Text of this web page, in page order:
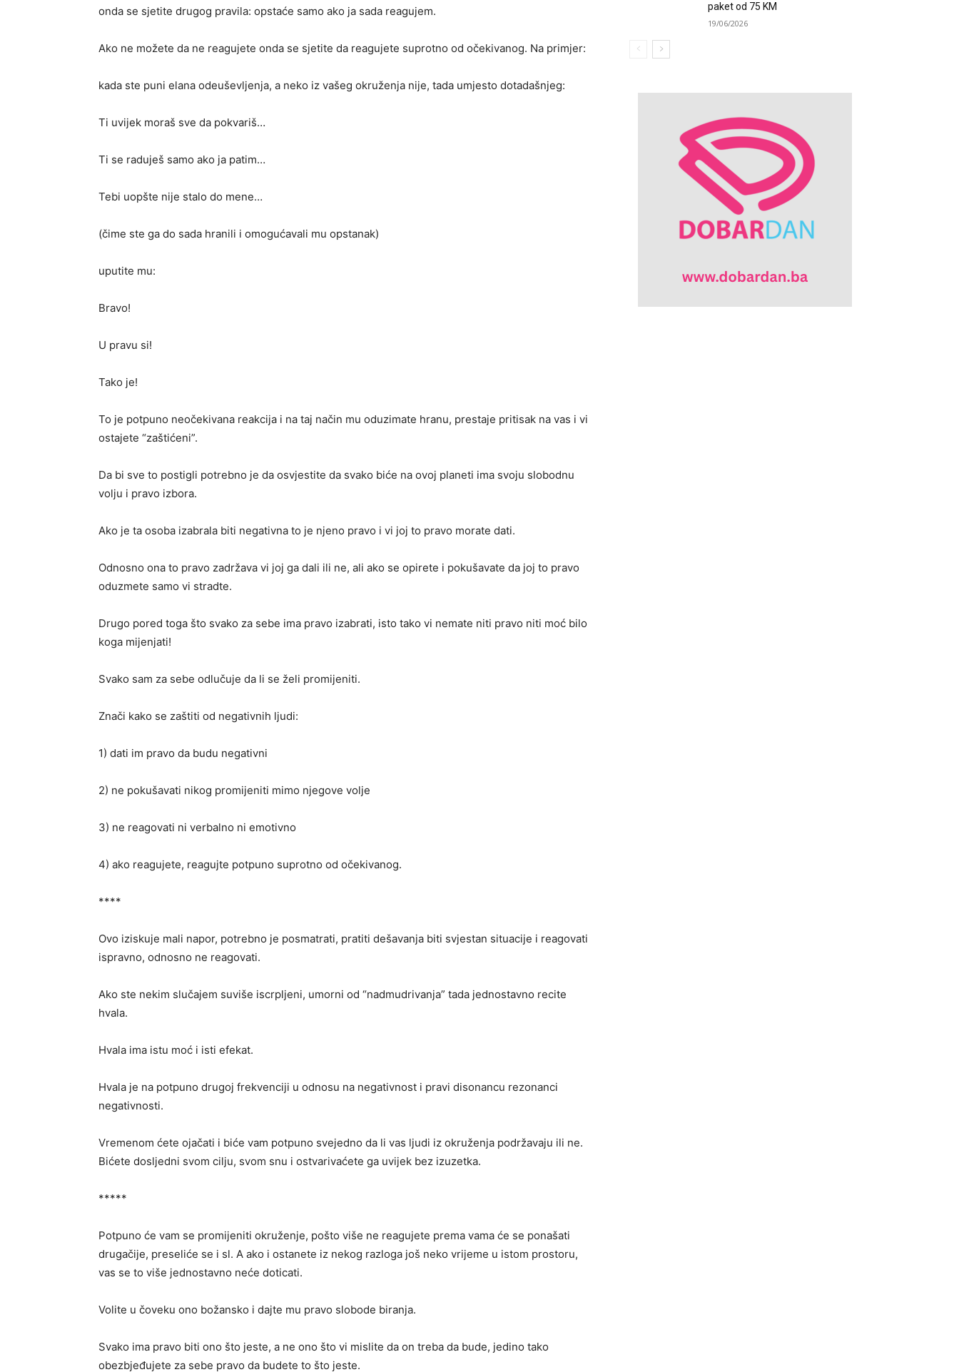
onda se sjetite drugog pravila: opstaće samo ako ja sada reagujem.
Ako ne možete da ne reagujete onda se sjetite da reagujete suprotno od očekivanog. Na primjer:
kada ste puni elana odeuševljenja, a neko iz vašeg okruženja nije, tada umjesto dotadašnjeg:
Ti uvijek moraš sve da pokvariš…
Ti se raduješ samo ako ja patim…
Tebi uopšte nije stalo do mene…
(čime ste ga do sada hranili i omogućavali mu opstanak)
uputite mu:
Bravo!
U pravu si!
Tako je!
To je potpuno neočekivana reakcija i na taj način mu oduzimate hranu, prestaje pritisak na vas i vi
ostajete “zaštićeni”.
Da bi sve to postigli potrebno je da osvjestite da svako biće na ovoj planeti ima svoju slobodnu
volju i pravo izbora.
Ako je ta osoba izabrala biti negativna to je njeno pravo i vi joj to pravo morate dati.
Odnosno ona to pravo zadržava vi joj ga dali ili ne, ali ako se opirete i pokušavate da joj to pravo
oduzmete samo vi stradte.
Drugo pored toga što svako za sebe ima pravo izabrati, isto tako vi nemate niti pravo niti moć bilo
koga mijenjati!
Svako sam za sebe odlučuje da li se želi promijeniti.
Znači kako se zaštiti od negativnih ljudi:
1) dati im pravo da budu negativni
2) ne pokušavati nikog promijeniti mimo njegove volje
3) ne reagovati ni verbalno ni emotivno
4) ako reagujete, reagujte potpuno suprotno od očekivanog.
****
Ovo iziskuje mali napor, potrebno je posmatrati, pratiti dešavanja biti svjestan situacije i reagovati
ispravno, odnosno ne reagovati.
Ako ste nekim slučajem suviše iscrpljeni, umorni od “nadmudrivanja” tada jednostavno recite
hvala.
Hvala ima istu moć i isti efekat.
Hvala je na potpuno drugoj frekvenciji u odnosu na negativnost i pravi disonancu rezonanci
negativnosti.
Vremenom ćete ojačati i biće vam potpuno svejedno da li vas ljudi iz okruženja podržavaju ili ne.
Bićete dosljedni svom cilju, svom snu i ostvarivaćete ga uvijek bez izuzetka.
*****
Potpuno će vam se promijeniti okruženje, pošto više ne reagujete prema vama će se ponašati
drugačije, preseliće se i sl. A ako i ostanete iz nekog razloga još neko vrijeme u istom prostoru,
vas se to više jednostavno neće doticati.
Volite u čoveku ono božansko i dajte mu pravo slobode biranja.
Svako ima pravo biti ono što jeste, a ne ono što vi mislite da on treba da bude, jedino tako
obezbjeđujete za sebe pravo da budete to što jeste.
paket od 75 KM
19/06/2026